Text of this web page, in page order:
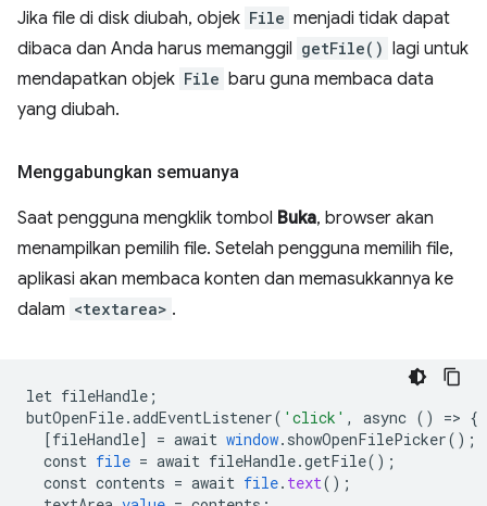
Jika file di disk diubah, objek File menjadi tidak dapat
dibaca dan Anda harus memanggil getFile() lagi untuk
mendapatkan objek File baru guna membaca data
yang diubah.
Menggabungkan semuanya
Saat pengguna mengklik tombol Buka, browser akan
menampilkan pemilih file. Setelah pengguna memilih file,
aplikasi akan membaca konten dan memasukkannya ke
dalam <textarea> .
let fileHandle ;
butOpenFile.addEventListener( 'click' , async () => {
[fileHandle] = await window. showOpenFilePicker();
const file = await fileHandle.getFile();
const contents = await file. text();